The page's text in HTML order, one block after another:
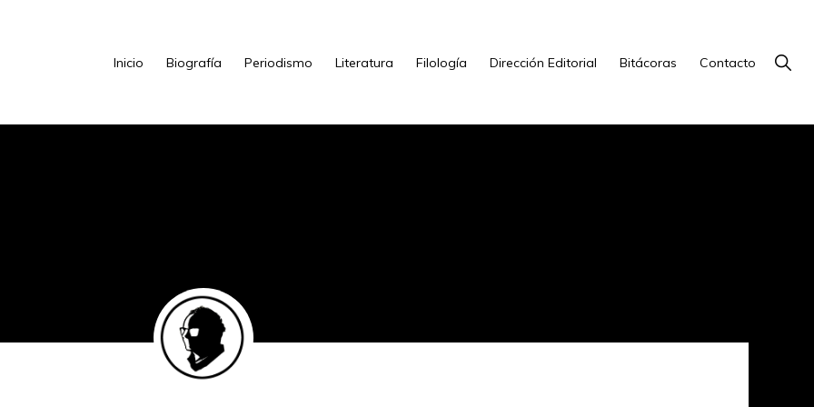
Inicio Biografía Periodismo Literatura Filología Dirección Editorial Bitácoras Contacto Show